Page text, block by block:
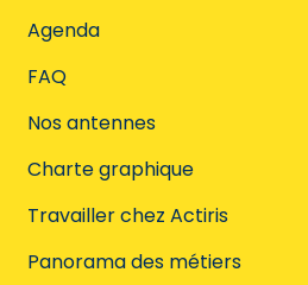
Agenda
FAQ
Nos antennes
Charte graphique
Travailler chez Actiris
Panorama des métiers